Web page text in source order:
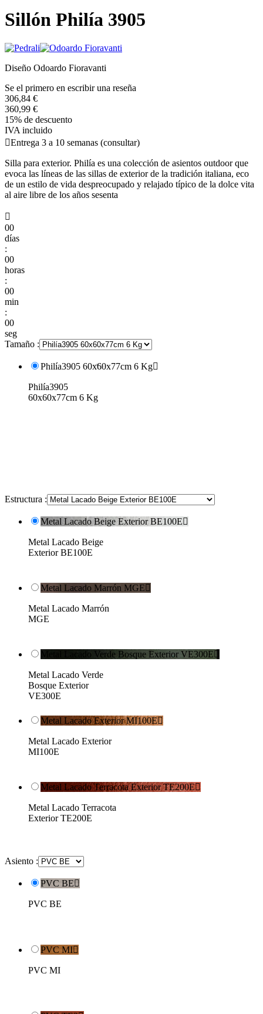
Sillón Philía 3905
Diseño Odoardo Fioravanti
Se el primero en escribir una reseña
306,84 €
360,99 €
15% de descuento
IVA incluido
Entrega 3 a 10 semanas (consultar)
Silla para exterior. Philía es una colección de asientos outdoor que
evoca las líneas de las sillas de exterior de la tradición italiana, eco
de un estilo de vida despreocupado y relajado típico de la dolce vita
al aire libre de los años sesenta

00
días
:
00
horas
:
00
min
:
00
seg
Tamaño :
Philía3905 60x60x77cm 6 Kg
Philía3905
60x60x77cm 6 Kg
Estructura :
Metal Lacado Beige Exterior BE100E
Metal Lacado Beige
Exterior BE100E
Metal Lacado Marrón MGE
Metal Lacado Marrón
MGE
Metal Lacado Verde Bosque Exterior VE300E
Metal Lacado Verde
Bosque Exterior
VE300E
Metal Lacado Exterior MI100E
Metal Lacado Exterior
MI100E
Metal Lacado Terracota Exterior TE200E
Metal Lacado Terracota
Exterior TE200E
Asiento :
PVC BE
PVC BE
PVC MI
PVC MI